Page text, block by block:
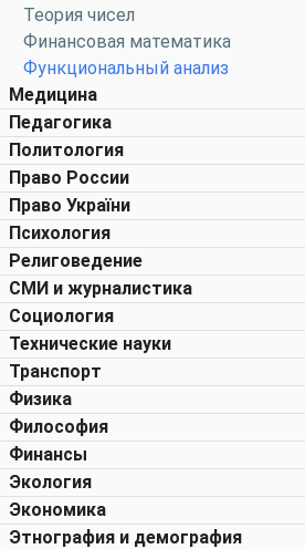
Теория чисел
Финансовая математика
Функциональный анализ
Медицина
Педагогика
Политология
Право России
Право України
Психология
Религоведение
СМИ и журналистика
Социология
Технические науки
Транспорт
Физика
Философия
Финансы
Экология
Экономика
Этнография и демография